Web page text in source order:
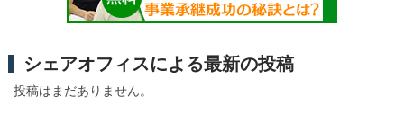
シェアオフィスによる最新の投稿
投稿はまだありません。